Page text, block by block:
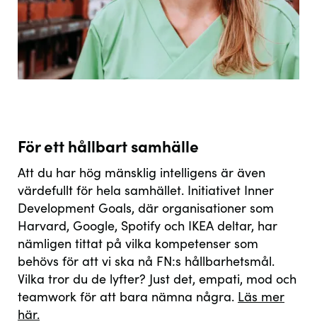
För ett hållbart samhälle
Att du har hög mänsklig intelligens är även
värdefullt för hela samhället. Initiativet Inner
Development Goals, där organisationer som
Harvard, Google, Spotify och IKEA deltar, har
nämligen tittat på vilka kompetenser som
behövs för att vi ska nå FN:s hållbarhetsmål.
Vilka tror du de lyfter? Just det, empati, mod och
teamwork för att bara nämna några. Läs mer
här.